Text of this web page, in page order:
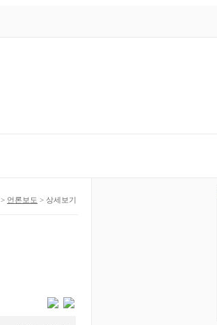
> 언론보도 > 상세보기